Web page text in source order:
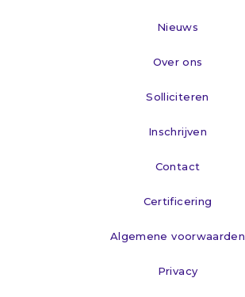
Nieuws
Over ons
Solliciteren
Inschrijven
Contact
Certificering
Algemene voorwaarden
Privacy